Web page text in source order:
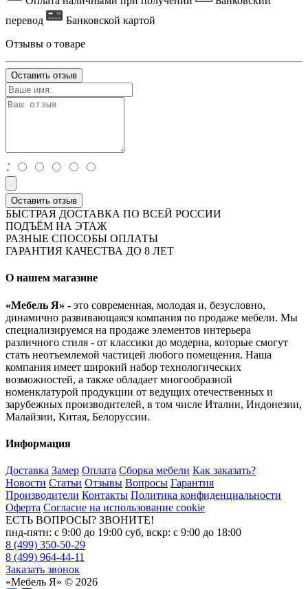
перевод
Банковской картой
Отзывы о товаре
Оставить отзыв
:
Оставить отзыв
БЫСТРАЯ ДОСТАВКА ПО ВСЕЙ РОССИИ
ПОДЪЁМ НА ЭТАЖ
РАЗНЫЕ СПОСОБЫ ОПЛАТЫ
ГАРАНТИЯ КАЧЕСТВА ДО 8 ЛЕТ
О нашем магазине
«Мебель Я» - это современная, молодая и, безусловно,
динамично развивающаяся компания по продаже мебели. Мы
специализируемся на продаже элементов интерьера
различного стиля - от классики до модерна, которые смогут
стать неотъемлемой частицей любого помещения. Наша
компания имеет широкий набор технологических
возможностей, а также обладает многообразной
номенклатурой продукции от ведущих отечественных и
зарубежных производителей, в том числе Италии, Индонезии,
Малайзии, Китая, Белоруссии.
Информация
Доставка Замер Оплата Сборка мебели Как заказать?
Новости Статьи Отзывы Вопросы Гарантия
Производители Контакты Политика конфиденциальности
Оферта Согласие на использование cookie
ЕСТЬ ВОПРОСЫ? ЗВОНИТЕ!
пнд-пятн: с 9:00 до 19:00 суб, вскр: с 9:00 до 18:00
8 (499) 350-50-29
8 (499) 964-44-11
Заказать звонок
«Мебель Я» © 2026